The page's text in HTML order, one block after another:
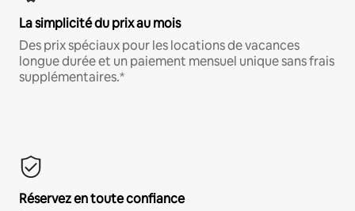
La simplicité du prix au mois
Des prix spéciaux pour les locations de vacances
longue durée et un paiement mensuel unique sans frais
supplémentaires.*
Réservez en toute confiance